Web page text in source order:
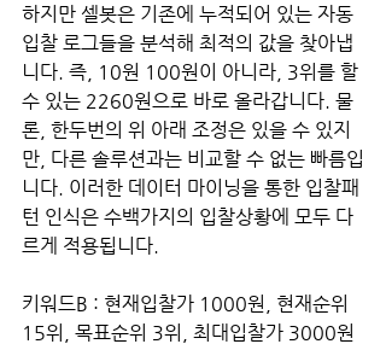
하지만 셀봇은 기존에 누적되어 있는 자동
입찰 로그들을 분석해 최적의 값을 찾아냅
니다. 즉, 10원 100원이 아니라, 3위를 할
수 있는 2260원으로 바로 올라갑니다. 물
론, 한두번의 위 아래 조정은 있을 수 있지
만, 다른 솔루션과는 비교할 수 없는 빠름입
니다. 이러한 데이터 마이닝을 통한 입찰패
턴 인식은 수백가지의 입찰상황에 모두 다
르게 적용됩니다.
키워드B : 현재입찰가 1000원, 현재순위
15위, 목표순위 3위, 최대입찰가 3000원